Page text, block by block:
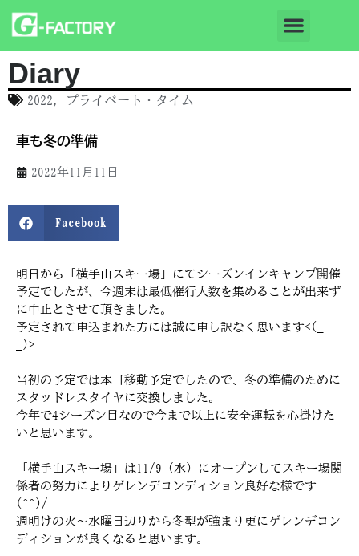
Diary
2022, プライベート・タイム
車も冬の準備
2022年11月11日
Facebook
明日から「横手山スキー場」にてシーズンインキャンプ開催
予定でしたが、今週末は最低催行人数を集めることが出来ず
に中止とさせて頂きました。
予定されて申込まれた方には誠に申し訳なく思います<(_
_)>
当初の予定では本日移動予定でしたので、冬の準備のために
スタッドレスタイヤに交換しました。
今年で4シーズン目なので今まで以上に安全運転を心掛けた
いと思います。
「横手山スキー場」は11/9（水）にオープンしてスキー場関
係者の努力によりゲレンデコンディション良好な様です
(^^)/
週明けの火～水曜日辺りから冬型が強まり更にゲレンデコン
ディションが良くなると思います。